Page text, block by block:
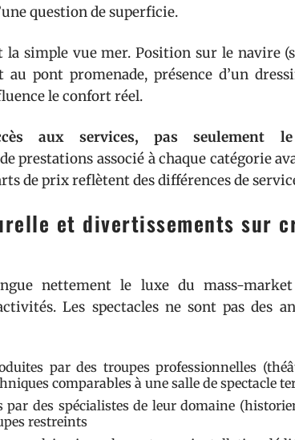
question de superficie.
la simple vue mer. Position sur le navire
pont promenade, présence d’un
le confort réel.
aux services, pas seulement
prestations associé à chaque catégorie
de prix reflètent des différences de
et divertissements sur
nettement le luxe du mass-
Les spectacles ne sont pas des
par des troupes professionnelles
comparables à une salle de spectacle
par des spécialistes de leur domaine
restreints